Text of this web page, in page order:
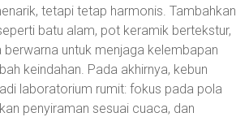
tetapi tetap harmonis. Tambahkan
batu alam, pot keramik bertekstur,
berwarna untuk menjaga kelembapan
keindahan. Pada akhirnya, kebun
laboratorium rumit: fokus pada pola
penyiraman sesuai cuaca, dan